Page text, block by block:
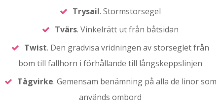
Trysail. Stormstorsegel
Tvärs. Vinkelrätt ut från båtsidan
Twist. Den gradvisa vridningen av storseglet från
bom till fallhorn i förhållande till långskeppslinjen
Tågvirke. Gemensam benämning på alla de linor som
används ombord